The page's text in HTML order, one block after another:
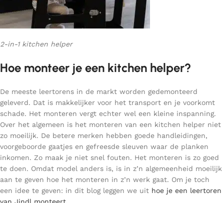
2-in-1 kitchen helper
Hoe monteer je een kitchen helper?
De meeste leertorens in de markt worden gedemonteerd
geleverd. Dat is makkelijker voor het transport en je voorkomt
schade. Het monteren vergt echter wel een kleine inspanning.
Over het algemeen is het monteren van een kitchen helper niet
zo moeilijk. De betere merken hebben goede handleidingen,
voorgeboorde gaatjes en gefreesde sleuven waar de planken
inkomen. Zo maak je niet snel fouten. Het monteren is zo goed
te doen. Omdat model anders is, is in z’n algemeenheid moeilijk
aan te geven hoe het monteren in z’n werk gaat. Om je toch
een idee te geven: in dit blog leggen we uit hoe je een leertoren